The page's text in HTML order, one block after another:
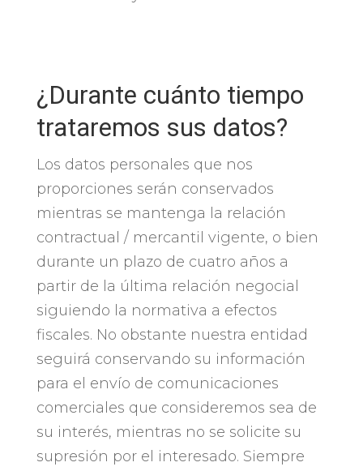
¿Durante cuánto tiempo
trataremos sus datos?
Los datos personales que nos
proporciones serán conservados
mientras se mantenga la relación
contractual / mercantil vigente, o bien
durante un plazo de cuatro años a
partir de la última relación negocial
siguiendo la normativa a efectos
fiscales. No obstante nuestra entidad
seguirá conservando su información
para el envío de comunicaciones
comerciales que consideremos sea de
su interés, mientras no se solicite su
supresión por el interesado. Siempre